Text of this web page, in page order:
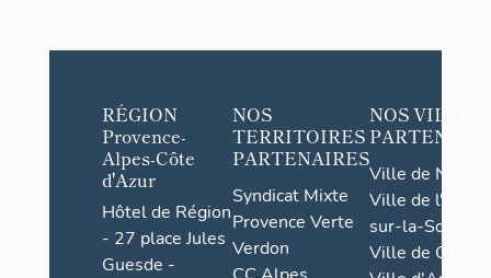
RÉGION
Provence-
Alpes-Côte
d'Azur
Hôtel de Région
- 27 place Jules
Guesde -
NOS
TERRITOIRES
PARTENAIRES
Syndicat Mixte
Provence Verte
Verdon
NOS VILLES
Ville de Nice
Ville de l'Isle-
sur-la-Sorgue
Ville de Grasse